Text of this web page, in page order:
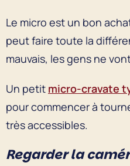
Le micro est un bon
peut faire toute la
mauvais, les gens ne
Un petit micro-cravate
pour commencer à
très accessibles.
Regarder la